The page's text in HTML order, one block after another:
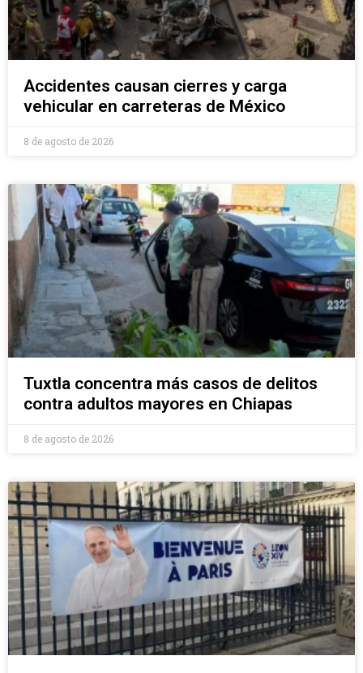
Accidentes causan cierres y carga
vehicular en carreteras de México
8 de agosto de 2026
Tuxtla concentra más casos de delitos
contra adultos mayores en Chiapas
8 de agosto de 2026